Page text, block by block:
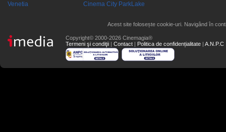
Venetia
Cinema City ParkLake
Acest site folosește cookie-uri. Navigând în
Copyright© 2000-2026 Cinemagia®
Termeni şi condiţii | Contact | Politica de confidențialitate | A.N.P.C